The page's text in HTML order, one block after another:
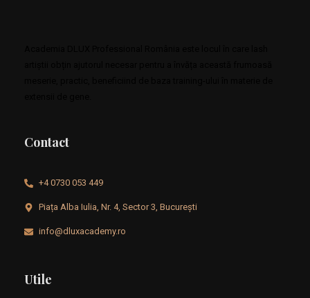
Contact
+4 0730 053 449
Piața Alba Iulia, Nr. 4, Sector 3, București
info@dluxacademy.ro
Utile